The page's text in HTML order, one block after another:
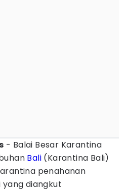
- Balai Besar Karantina
Bali (Karantina Bali)
penahanan
diangkut